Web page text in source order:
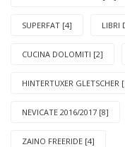
SUPERFAT [4] LIBRI
CUCINA DOLOMITI [2]
HINTERTUXER GLETSCHER
NEVICATE 2016/2017 [8]
ZAINO FREERIDE [4]